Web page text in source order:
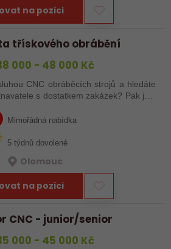
na pozici
třískového obrábění
000 - 48 000 Kč
CNC obráběcích strojů a hledáte
s dostatkem zakázek? Pak jste
Mimořádná nabídka
5 týdnů dovolené
Olomouc
na pozici
CNC - junior/senior
000 - 45 000 Kč